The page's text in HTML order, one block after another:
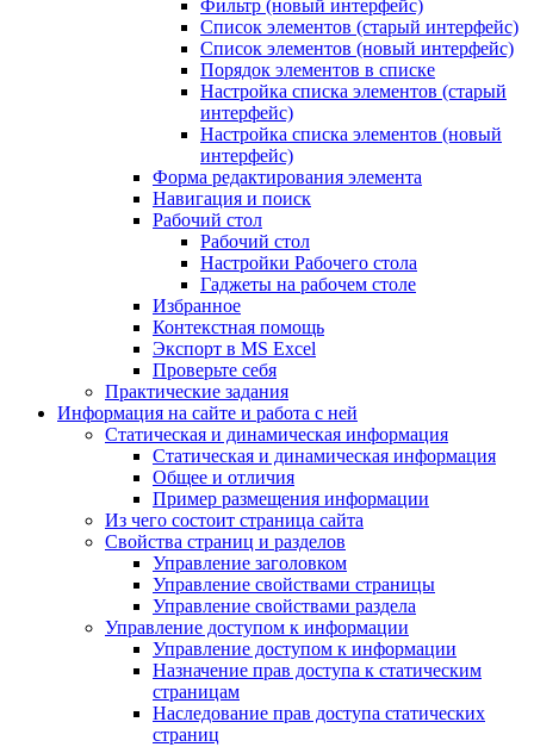
Фильтр (новый интерфейс)
Список элементов (старый интерфейс)
Список элементов (новый интерфейс)
Порядок элементов в списке
Настройка списка элементов (старый
интерфейс)
Настройка списка элементов (новый
интерфейс)
Форма редактирования элемента
Навигация и поиск
Рабочий стол
Рабочий стол
Настройки Рабочего стола
Гаджеты на рабочем столе
Избранное
Контекстная помощь
Экспорт в MS Excel
Проверьте себя
Практические задания
Информация на сайте и работа с ней
Статическая и динамическая информация
Статическая и динамическая информация
Общее и отличия
Пример размещения информации
Из чего состоит страница сайта
Свойства страниц и разделов
Управление заголовком
Управление свойствами страницы
Управление свойствами раздела
Управление доступом к информации
Управление доступом к информации
Назначение прав доступа к статическим
страницам
Наследование прав доступа статических
страниц